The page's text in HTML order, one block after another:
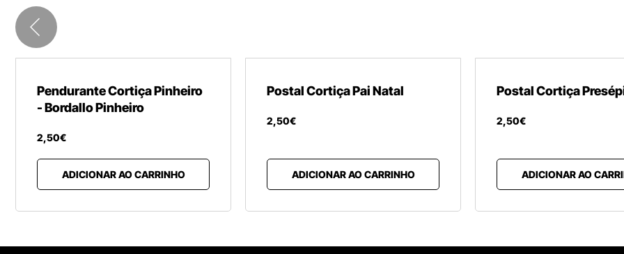
Pendurante Cortiça Pinheiro
- Bordallo Pinheiro
2,50€
ADICIONAR AO CARRINHO
Postal Cortiça Pai Natal
2,50€
ADICIONAR AO CARRINHO
Postal Cortiça
2,50€
ADICIONAR AO